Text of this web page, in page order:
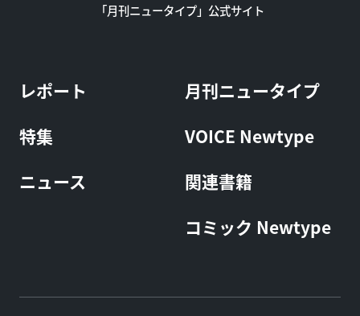
「月刊ニュータイプ」公式サイト
レポート
特集
ニュース
月刊ニュータイプ
VOICE Newtype
関連書籍
コミック Newtype